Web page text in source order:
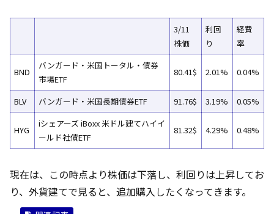
3/11
株価
利回
り
経費
率
BND
バンガード・米国トータル・債券
市場ETF
80.41$ 2.01% 0.04%
BLV バンガード・米国長期債券ETF 91.76$ 3.19% 0.05%
HYG
iシェアーズ iBoxx 米ドル建てハイイ
ールド社債ETF
81.32$ 4.29% 0.48%
現在は、この時点より株価は下落し、利回りは上昇してお
り、外貨建てで見ると、追加購入したくなってきます。